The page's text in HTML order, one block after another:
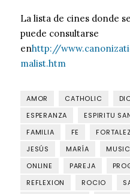
La lista de cines donde
puede consultarse
enhttp://
malist.htm
AMOR CATHOLIC
ESPERANZA
ESPIRITU
FAMILIA
FE
JESÚS
MARÍA MUSIC
ONLINE
PAREJA
REFLEXION
ROCIO